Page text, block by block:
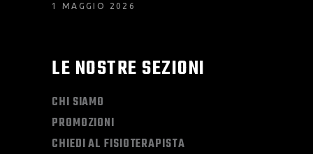
1 MAGGIO 2026
LE NOSTRE SEZIONI
CHI SIAMO
PROMOZIONI
CHIEDI AL FISIOTERAPISTA